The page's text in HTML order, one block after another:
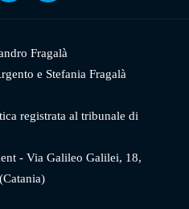
Fragalà
e Stefania Fragalà
registrata al tribunale di
- Via Galileo Galilei, 18,